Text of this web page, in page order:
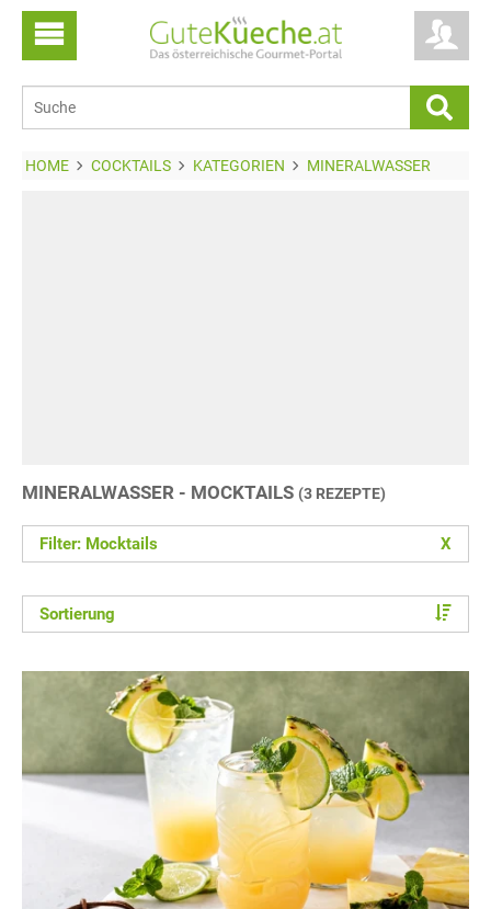
HOME COCKTAILS KATEGORIEN MINERALWASSER
MINERALWASSER - MOCKTAILS (3 REZEPTE)
Filter: Mocktails X
Sortierung